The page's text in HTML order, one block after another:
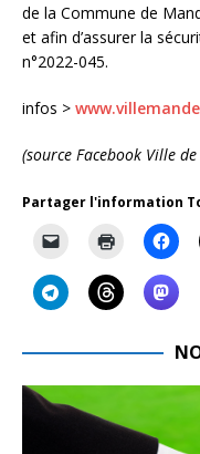
de la Commune de
et afin d’assurer la
n°2022-045.
infos >
(source Facebook Ville
Partager l'information